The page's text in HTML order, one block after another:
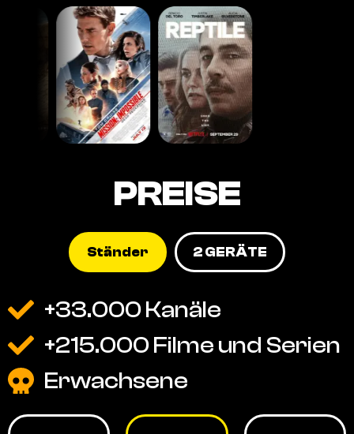
PREISE
Ständer 2 GERÄTE
+33.000 Kanäle
+215.000 Filme und Serien
Erwachsene